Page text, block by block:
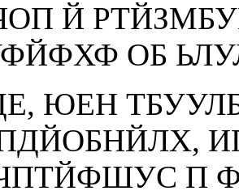
Й
ОБ
ЮЕН
П